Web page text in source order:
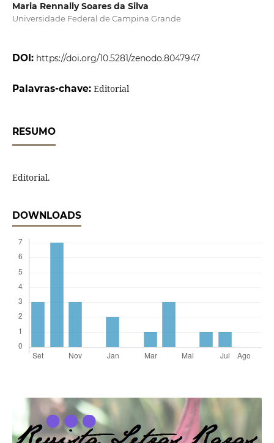
Maria Rennally Soares da Silva
Universidade Federal de Campina Grande
DOI: https://doi.org/10.5281/zenodo.8047947
Palavras-chave: Editorial
RESUMO
Editorial.
DOWNLOADS